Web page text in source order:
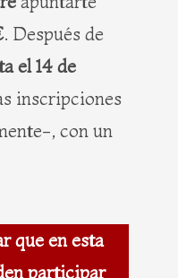
. Después de
el 14 de
inscripciones
, con un
que en esta
participar